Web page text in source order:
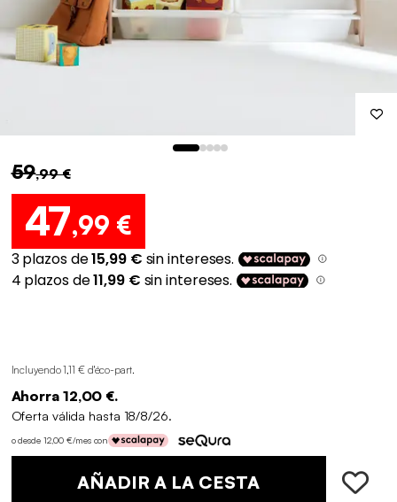
59,99 €
47,99 €
Incluyendo 1,11 € d'éco-part.
Ahorra 12,00 €.
Oferta válida hasta 18/8/26.
o desde 12,00 €/mes con
AÑADIR A LA CESTA